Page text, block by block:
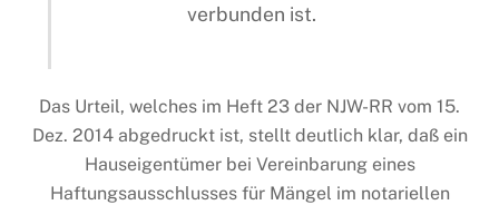
verbunden ist.
Das Urteil, welches im Heft 23 der NJW-RR vom 15.
Dez. 2014 abgedruckt ist, stellt deutlich klar, daß ein
Hauseigentümer bei Vereinbarung eines
Haftungsausschlusses für Mängel im notariellen